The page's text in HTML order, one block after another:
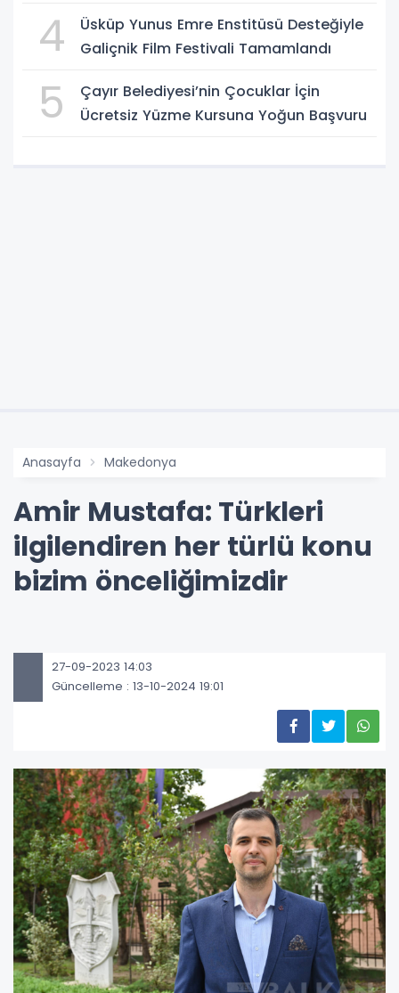
4
Üsküp Yunus Emre Enstitüsü Desteğiyle
Galiçnik Film Festivali Tamamlandı
5
Çayır Belediyesi’nin Çocuklar İçin
Ücretsiz Yüzme Kursuna Yoğun Başvuru
Anasayfa Makedonya
Amir Mustafa: Türkleri
ilgilendiren her türlü konu
bizim önceliğimizdir
27-09-2023 14:03
Güncelleme : 13-10-2024 19:01